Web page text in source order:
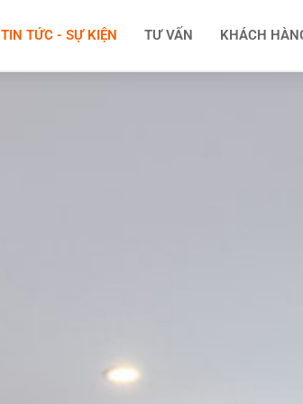
TIN TỨC - SỰ KIỆN TƯ VẤN KHÁCH